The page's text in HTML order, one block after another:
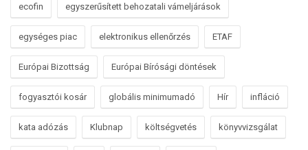
ecofin egyszerűsített behozatali vámeljárások
egységes piac elektronikus ellenőrzés ETAF
Európai Bizottság Európai Bírósági döntések
fogyasztói kosár globális minimumadó Hír infláció
kata adózás Klubnap költségvetés könyvvizsgálat